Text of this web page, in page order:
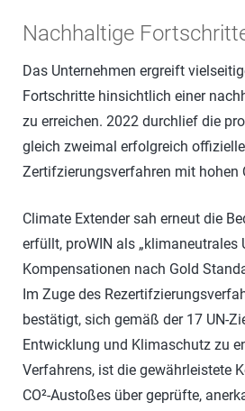
Nachhaltige
Das Unternehmen ergreift
Fortschritte hinsichtlich einer
zu erreichen. 2022 durchlief die
gleich zweimal erfolgreich offizielle
Zertifzierungsverfahren mit hohen
Climate Extender sah erneut die
erfüllt, proWIN als „klimaneutrales
Kompensationen nach Gold
Im Zuge des
bestätigt, sich gemäß der 17 UN-
Entwicklung und Klimaschutz zu
Verfahrens, ist die gewährleistete
CO²-Austoßes über geprüfte,